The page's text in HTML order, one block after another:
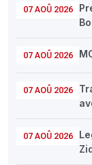
07 AOÛ 2026
07 AOÛ 2026
07 AOÛ 2026
07 AOÛ 2026